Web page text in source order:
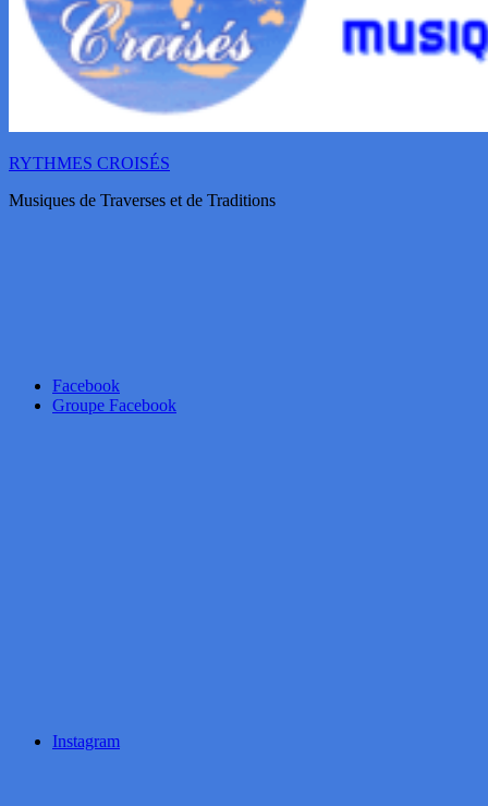
RYTHMES CROISÉS
Musiques de Traverses et de Traditions
Facebook
Groupe Facebook
Instagram